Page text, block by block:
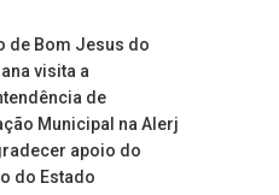
de Bom Jesus do
visita a
de
Municipal na Alerj
apoio do
do Estado